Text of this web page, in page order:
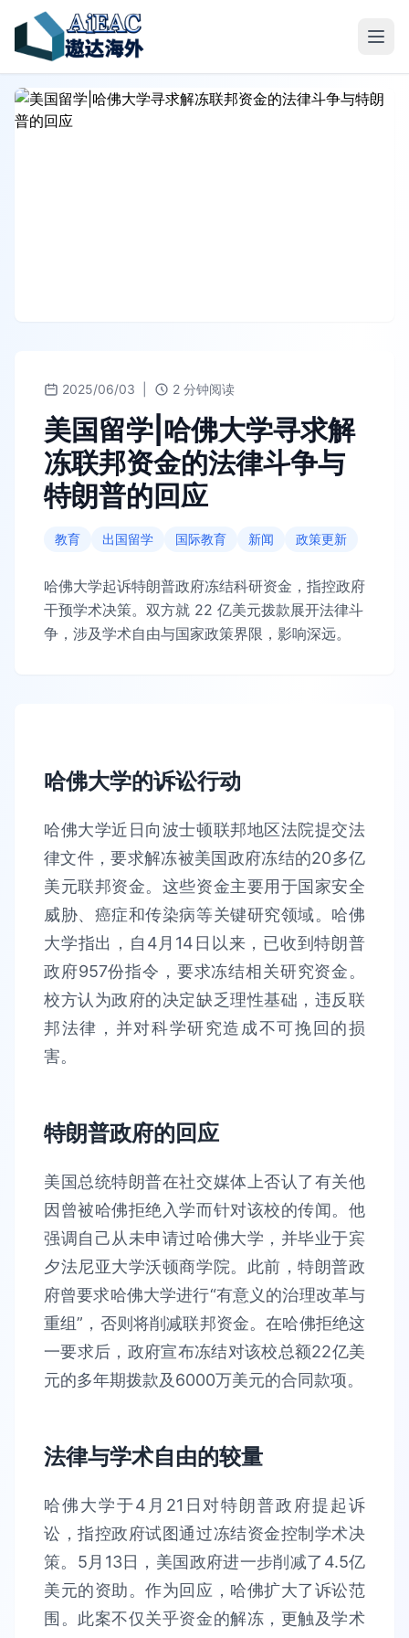
2025/06/03 2 分钟阅读
美国留学|哈佛大学寻求解
冻联邦资金的法律斗争与
特朗普的回应
教育 出国留学 国际教育 新闻 政策更新
哈佛大学起诉特朗普政府冻结科研资金，指控政府
干预学术决策。双方就 22 亿美元拨款展开法律斗
争，涉及学术自由与国家政策界限，影响深远。
哈佛大学的诉讼行动
哈佛大学近日向波士顿联邦地区法院提交法
律文件，要求解冻被美国政府冻结的20多亿
美元联邦资金。这些资金主要用于国家安全
威胁、癌症和传染病等关键研究领域。哈佛
大学指出，自4月14日以来，已收到特朗普
政府957份指令，要求冻结相关研究资金。
校方认为政府的决定缺乏理性基础，违反联
邦法律，并对科学研究造成不可挽回的损
害。
特朗普政府的回应
美国总统特朗普在社交媒体上否认了有关他
因曾被哈佛拒绝入学而针对该校的传闻。他
强调自己从未申请过哈佛大学，并毕业于宾
夕法尼亚大学沃顿商学院。此前，特朗普政
府曾要求哈佛大学进行“有意义的治理改革与
重组”，否则将削减联邦资金。在哈佛拒绝这
一要求后，政府宣布冻结对该校总额22亿美
元的多年期拨款及6000万美元的合同款项。
法律与学术自由的较量
哈佛大学于4月21日对特朗普政府提起诉
讼，指控政府试图通过冻结资金控制学术决
策。5月13日，美国政府进一步削减了4.5亿
美元的资助。作为回应，哈佛扩大了诉讼范
围。此案不仅关乎资金的解冻，更触及学术